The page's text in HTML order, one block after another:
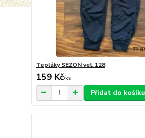
Tepláky SEZON vel. 128
159 Kč/ks
Přidat do košíku